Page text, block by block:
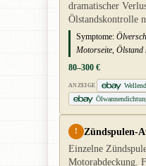
dramatischer
Ölstandskontrolle
Symptome:
Motorseite, Ölstand
80–300 €
ANZEIGE
! Zündspulen-
Einzelne
Motorabdeckung.